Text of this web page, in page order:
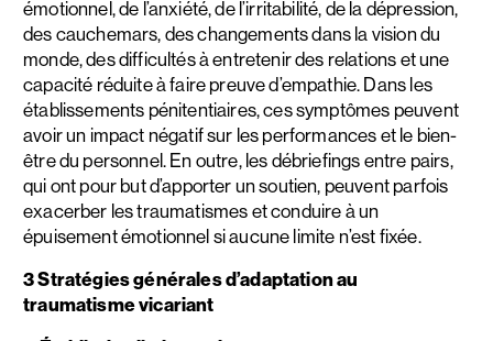
émotionnel, de l’anxiété, de l’irritabilité, de la dépression,
des cauchemars, des changements dans la vision du
monde, des difficultés à entretenir des relations et une
capacité réduite à faire preuve d’empathie. Dans les
établissements pénitentiaires, ces symptômes peuvent
avoir un impact négatif sur les performances et le bien-
être du personnel. En outre, les débriefings entre pairs,
qui ont pour but d’apporter un soutien, peuvent parfois
exacerber les traumatismes et conduire à un
épuisement émotionnel si aucune limite n’est fixée.
3 Stratégies générales d’adaptation au
traumatisme vicariant